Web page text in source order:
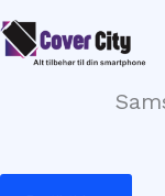
til
indholdet